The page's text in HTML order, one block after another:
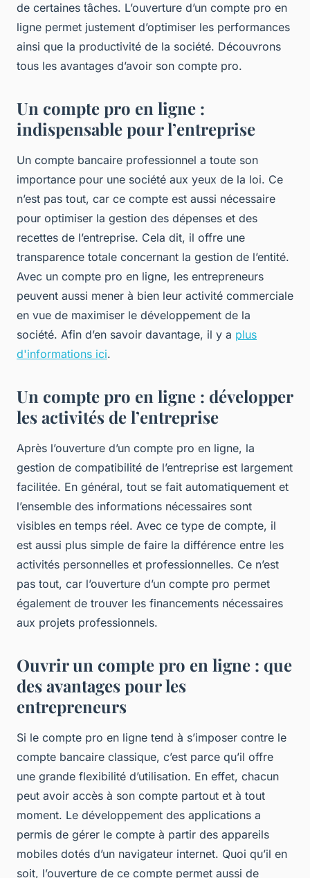
de certaines tâches. L’ouverture d’un compte pro en
ligne permet justement d’optimiser les performances
ainsi que la productivité de la société. Découvrons
tous les avantages d’avoir son compte pro.
Un compte pro en ligne :
indispensable pour l’entreprise
Un compte bancaire professionnel a toute son
importance pour une société aux yeux de la loi. Ce
n’est pas tout, car ce compte est aussi nécessaire
pour optimiser la gestion des dépenses et des
recettes de l’entreprise. Cela dit, il offre une
transparence totale concernant la gestion de l’entité.
Avec un compte pro en ligne, les entrepreneurs
peuvent aussi mener à bien leur activité commerciale
en vue de maximiser le développement de la
société. Afin d’en savoir davantage, il y a plus
d'informations ici.
Un compte pro en ligne : développer
les activités de l’entreprise
Après l’ouverture d’un compte pro en ligne, la
gestion de compatibilité de l’entreprise est largement
facilitée. En général, tout se fait automatiquement et
l’ensemble des informations nécessaires sont
visibles en temps réel. Avec ce type de compte, il
est aussi plus simple de faire la différence entre les
activités personnelles et professionnelles. Ce n’est
pas tout, car l’ouverture d’un compte pro permet
également de trouver les financements nécessaires
aux projets professionnels.
Ouvrir un compte pro en ligne : que
des avantages pour les
entrepreneurs
Si le compte pro en ligne tend à s’imposer contre le
compte bancaire classique, c’est parce qu’il offre
une grande flexibilité d’utilisation. En effet, chacun
peut avoir accès à son compte partout et à tout
moment. Le développement des applications a
permis de gérer le compte à partir des appareils
mobiles dotés d’un navigateur internet. Quoi qu’il en
soit, l’ouverture de ce compte permet aussi de